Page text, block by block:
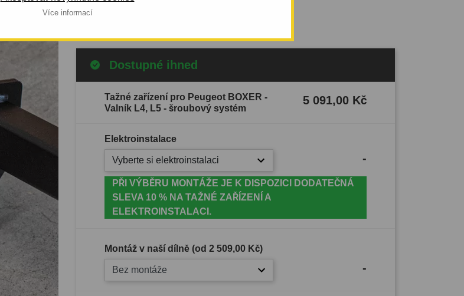
Více informacíCelý popis produktu
Dostupné ihned
Tažné zařízení pro Peugeot BOXER -
Valník L4, L5 - šroubový systém
5 091,00 Kč
Elektroinstalace
Vyberte si elektroinstalaci -
PŘI VÝBĚRU MONTÁŽE JE K DISPOZICI DODATEČNÁ
SLEVA 10 % NA TAŽNÉ ZAŘÍZENÍ A
ELEKTROINSTALACI.
Montáž v naší dílně (od 2 509,00 Kč)
Bez montáže -